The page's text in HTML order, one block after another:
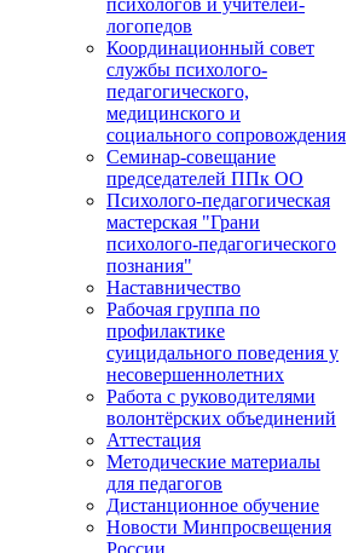
психологов и учителей-
логопедов
Координационный совет
службы психолого-
педагогического,
медицинского и
социального сопровождения
Семинар-совещание
председателей ППк ОО
Психолого-педагогическая
мастерская "Грани
психолого-педагогического
познания"
Наставничество
Рабочая группа по
профилактике
суицидального поведения у
несовершеннолетних
Работа с руководителями
волонтёрских объединений
Аттестация
Методические материалы
для педагогов
Дистанционное обучение
Новости Минпросвещения